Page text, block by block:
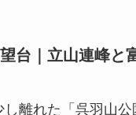
台｜立山連峰と
離れた「呉羽山公